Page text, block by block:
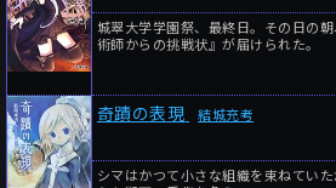
城翠大学学園祭、最終日。その日の
術師からの挑戦状』が届けられた。
奇蹟の表現 結城充考
シマはかつて小さな組織を束ねてい